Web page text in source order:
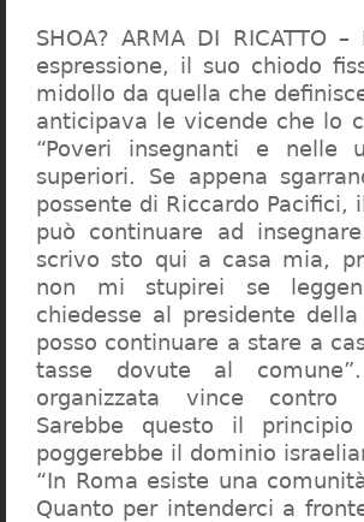
SHOA? ARMA DI RICATTO
espressione, il suo chiodo
midollo da quella che
anticipava le vicende che lo
“Poveri insegnanti e nelle
superiori. Se appena
possente di Riccardo
può continuare ad
scrivo sto qui a casa mia,
non mi stupirei se
chiedesse al presidente
posso continuare a stare a
tasse dovute al
organizzata vince contro
Sarebbe questo il
poggerebbe il dominio
“In Roma esiste una
Quanto per intenderci a